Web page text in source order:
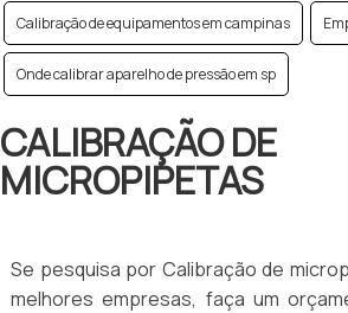
Calibração de equipamentos em campinas
Onde calibrar aparelho de pressão em sp
CALIBRAÇÃO DE
MICROPIPETAS
Se pesquisa por Calibração de
melhores empresas, faça um